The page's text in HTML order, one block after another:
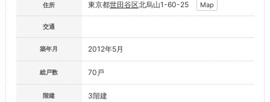
住所 東京都世田谷区北烏山1-60-25 Map
交通
築年月 2012年5月
総戸数 70戸
階建 3階建